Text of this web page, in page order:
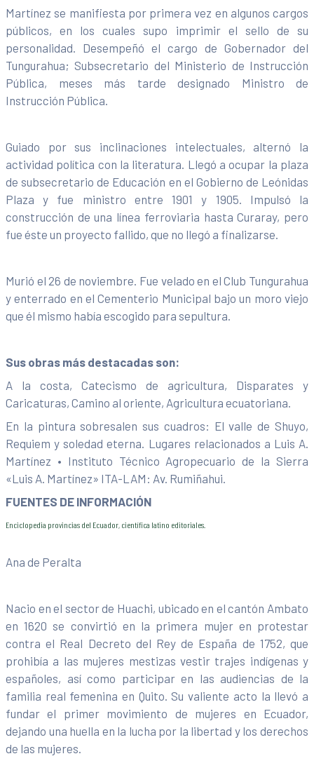
Martínez se manifiesta por primera vez en algunos cargos
públicos, en los cuales supo imprimir el sello de su
personalidad. Desempeñó el cargo de Gobernador del
Tungurahua; Subsecretario del Ministerio de Instrucción
Pública, meses más tarde designado Ministro de
Instrucción Pública.
Guiado por sus inclinaciones intelectuales, alternó la
actividad política con la literatura. Llegó a ocupar la plaza
de subsecretario de Educación en el Gobierno de Leónidas
Plaza y fue ministro entre 1901 y 1905. Impulsó la
construcción de una línea ferroviaria hasta Curaray, pero
fue éste un proyecto fallido, que no llegó a finalizarse.
Murió el 26 de noviembre. Fue velado en el Club Tungurahua
y enterrado en el Cementerio Municipal bajo un moro viejo
que él mismo había escogido para sepultura.
Sus obras más destacadas son:
A la costa, Catecismo de agricultura, Disparates y
Caricaturas, Camino al oriente, Agricultura ecuatoriana.
En la pintura sobresalen sus cuadros: El valle de Shuyo,
Requiem y soledad eterna. Lugares relacionados a Luis A.
Martínez • Instituto Técnico Agropecuario de la Sierra
«Luis A. Martínez» ITA-LAM: Av. Rumiñahui.
FUENTES DE INFORMACIÓN
Enciclopedia provincias del Ecuador, científica latino editoriales.
Ana de Peralta
Nacio en el sector de Huachi, ubicado en el cantón Ambato
en 1620 se convirtió en la primera mujer en protestar
contra el Real Decreto del Rey de España de 1752, que
prohibía a las mujeres mestizas vestir trajes indígenas y
españoles, así como participar en las audiencias de la
familia real femenina en Quito. Su valiente acto la llevó a
fundar el primer movimiento de mujeres en Ecuador,
dejando una huella en la lucha por la libertad y los derechos
de las mujeres.